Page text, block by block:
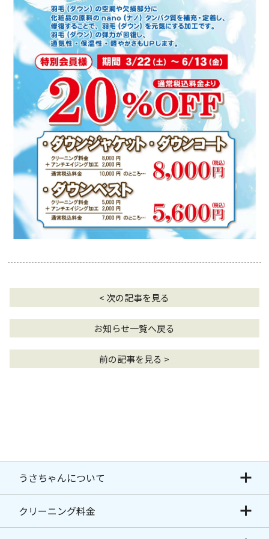
< 次の記事を見る
お知らせ一覧へ戻る
前の記事を見る >
うさちゃんについて
クリーニング料金